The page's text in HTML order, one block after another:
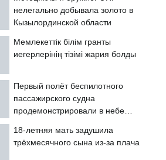
нелегально добывала золото в
Кызылординской области
Мемлекеттік білім гранты
иегерлерінің тізімі жария болды
Первый полёт беспилотного
пассажирского судна
продемонстрировали в небе
18-летняя мать задушила
трёхмесячного сына из-за плача